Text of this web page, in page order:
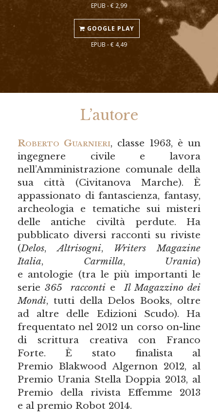
EPUB - € 2,99
GOOGLE PLAY
EPUB - € 4,49
L’autore
Roberto Guarnieri, classe 1963, è un
ingegnere civile e lavora
nell’Amministrazione comunale della
sua città (Civitanova Marche). È
appassionato di fantascienza, fantasy,
archeologia e tematiche sui misteri
delle antiche civiltà perdute. Ha
pubblicato diversi racconti su riviste
(Delos,Altrisogni, Writers Magazine
Italia, Carmilla, Urania)
e antologie (tra le più importanti le
serie 365 racconti e Il Magazzino dei
Mondi, tutti della Delos Books, oltre
ad altre delle Edizioni Scudo). Ha
frequentato nel 2012 un corso on-line
di scrittura creativa con Franco
Forte. È stato finalista al
Premio Blakwood Algernon 2012, al
Premio Urania Stella Doppia 2013, al
Premio della rivista Effemme 2013
e al premio Robot 2014.